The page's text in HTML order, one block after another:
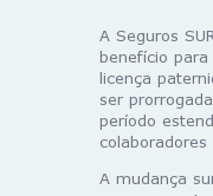
A Seguros
benefício
licença
ser
período
A mudança